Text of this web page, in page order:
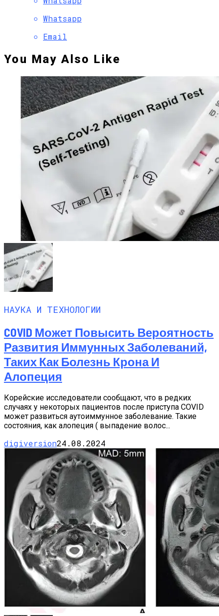
Whatsapp
Email
You May Also Like
НАУКА И ТЕХНОЛОГИИ
COVID Может Повысить Вероятность
Развития Иммунных Заболеваний,
Таких Как Болезнь Крона И
Алопеция
Корейские исследователи сообщают, что в редких
случаях у некоторых пациентов после приступа COVID
может развиться аутоиммунное заболевание. Такие
состояния, как алопеция ( выпадение волос...
digiversion24.08.2024